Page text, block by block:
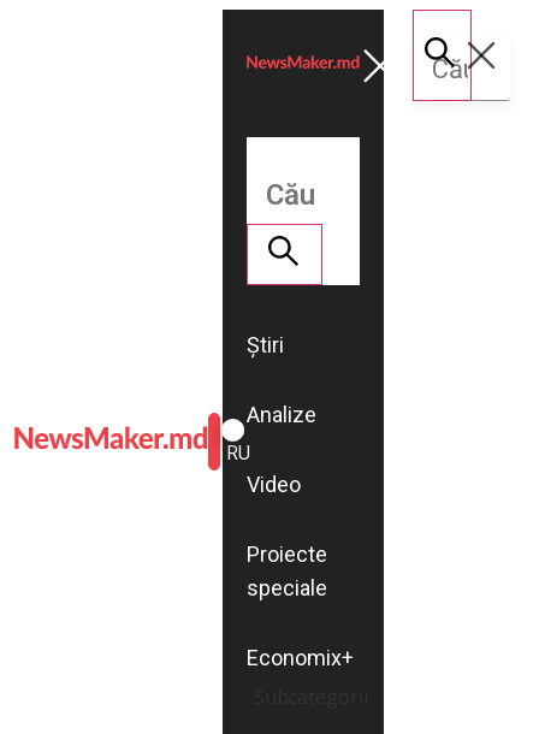
ROMÂNĂ
RU
Știri
Analize
Video
Proiecte
speciale
Economix+